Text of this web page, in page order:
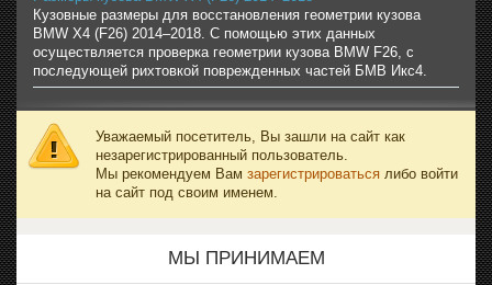
Кузовные размеры для восстановления геометрии кузова
BMW X4 (F26) 2014–2018. С помощью этих данных
осуществляется проверка геометрии кузова BMW F26, с
последующей рихтовкой поврежденных частей БМВ Икс4.
Уважаемый посетитель, Вы зашли на сайт как
незарегистрированный пользователь.
Мы рекомендуем Вам зарегистрироваться либо войти
на сайт под своим именем.
МЫ ПРИНИМАЕМ